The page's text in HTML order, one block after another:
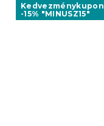
Kedvezménykupon
-15% "MINUSZ15"